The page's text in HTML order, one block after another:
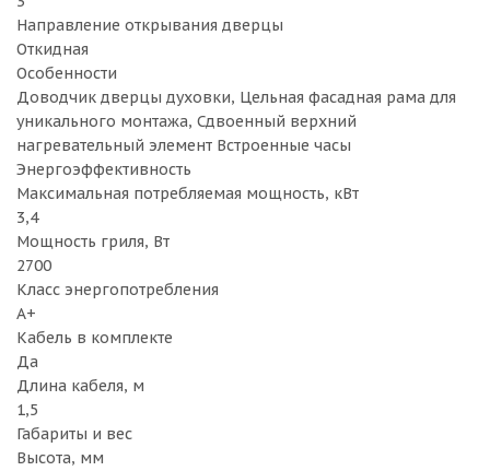
Направление открывания дверцы
Откидная
Особенности
Доводчик дверцы духовки, Цельная фасадная рама для
уникального монтажа, Сдвоенный верхний
нагревательный элемент Встроенные часы
Энергоэффективность
Максимальная потребляемая мощность, кВт
3,4
Мощность гриля, Вт
2700
Класс энергопотребления
A+
Кабель в комплекте
Да
Длина кабеля, м
1,5
Габариты и вес
Высота, мм